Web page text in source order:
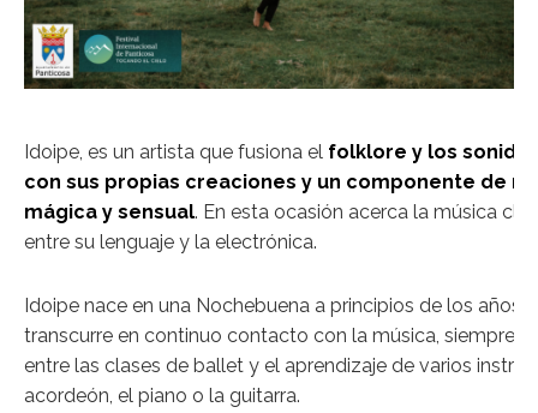
Idoipe, es un artista que fusiona el folklore y los
con sus propias creaciones y un componente de
mágica y sensual. En esta ocasión acerca la música
entre su lenguaje y la electrónica.
Idoipe nace en una Nochebuena a principios de los años
transcurre en continuo contacto con la música, siempre
entre las clases de ballet y el aprendizaje de varios
acordeón, el piano o la guitarra.